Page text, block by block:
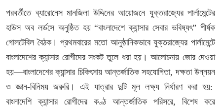
পরবর্তীতে ব্যারোনেস মানজিলা উদ্দিনের আয়োজনে যুক্তরাজ্যের পার্লামেন্টের
হাউস অব লর্ডসে অনুষ্ঠিত হয় “বাংলাদেশে ক্যান্সার সেবার ভবিষ্যৎ” শীর্ষক
গোলটেবিল বৈঠক। প্রথমবারের মতো আনুষ্ঠানিকভাবে যুক্তরাজ্যের পার্লামেন্টে
বাংলাদেশের ক্যান্সার রোগীদের সংকট তুলে ধরা হয়। আলোচনায় জোর দেওয়া
হয়—বাংলাদেশের ক্যান্সার চিকিৎসায় আন্তর্জাতিক সহযোগিতা, দক্ষতা উন্নয়ন
ও জ্ঞান-বিনিময় জরুরি। এই যাত্রার দুটি মূল লক্ষ্য নির্ধারণ করা হয়:
বাংলাদেশি ক্যান্সার রোগীদের কণ্ঠ আন্তর্জাতিক পরিসরে, বিশেষ করে